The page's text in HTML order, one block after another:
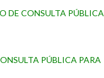
DE CONSULTA PÚBLICA
PÚBLICA PARA